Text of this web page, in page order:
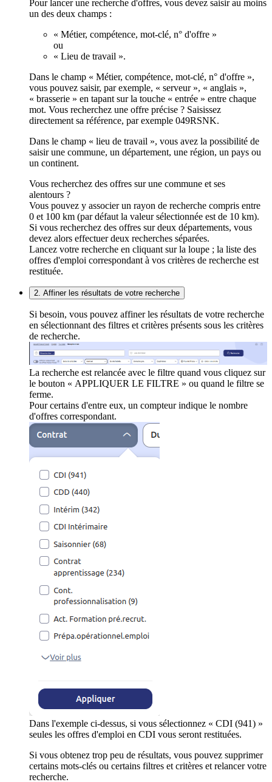
Pour lancer une recherche d'offres, vous devez saisir au moins
un des deux champs :
« Métier, compétence, mot-clé, n° d'offre »
ou
« Lieu de travail ».
Dans le champ « Métier, compétence, mot-clé, n° d'offre »,
vous pouvez saisir, par exemple, « serveur », « anglais »,
« brasserie » en tapant sur la touche « entrée » entre chaque
mot. Vous recherchez une offre précise ? Saisissez
directement sa référence, par exemple 049RSNK.
Dans le champ « lieu de travail », vous avez la possibilité de
saisir une commune, un département, une région, un pays ou
un continent.
Vous recherchez des offres sur une commune et ses
alentours ?
Vous pouvez y associer un rayon de recherche compris entre
0 et 100 km (par défaut la valeur sélectionnée est de 10 km).
Si vous recherchez des offres sur deux départements, vous
devez alors effectuer deux recherches séparées.
Lancez votre recherche en cliquant sur la loupe ; la liste des
offres d'emploi correspondant à vos critères de recherche est
restituée.
2. Affiner les résultats de votre recherche
Si besoin, vous pouvez affiner les résultats de votre recherche
en sélectionnant des filtres et critères présents sous les critères
de recherche.
La recherche est relancée avec le filtre quand vous cliquez sur
le bouton « APPLIQUER LE FILTRE » ou quand le filtre se
ferme.
Pour certains d'entre eux, un compteur indique le nombre
d'offres correspondant.
Dans l'exemple ci-dessus, si vous sélectionnez « CDI (941) »
seules les offres d'emploi en CDI vous seront restituées.
Si vous obtenez trop peu de résultats, vous pouvez supprimer
certains mots-clés ou certains filtres et critères et relancer votre
recherche.